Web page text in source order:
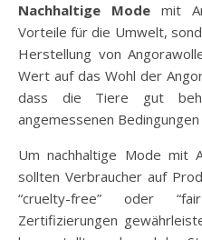
Nachhaltige Modemit
Vorteile für die Umwelt,
Herstellung von
Wert auf das Wohl der
dass die Tiere gut
angemessenen Bedingungen
Um nachhaltige Mode mit
sollten Verbraucher auf
“cruelty-free” oder
Zertifizierungen